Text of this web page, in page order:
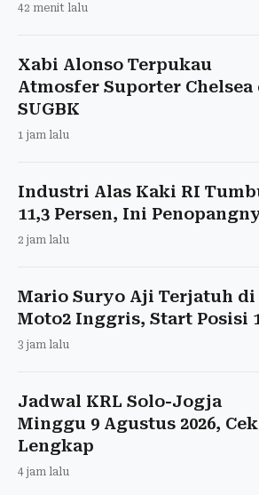
42 menit lalu
Xabi Alonso Terpukau
Atmosfer Suporter Chelsea
SUGBK
1 jam lalu
Industri Alas Kaki RI
11,3 Persen, Ini
2 jam lalu
Mario Suryo Aji Terjatuh di
Moto2 Inggris, Start Posisi
3 jam lalu
Jadwal KRL Solo-Jogja
Minggu 9 Agustus 2026, Cek
Lengkap
4 jam lalu